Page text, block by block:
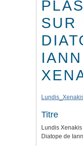
SUR
Titre
Lundis
Diatope de